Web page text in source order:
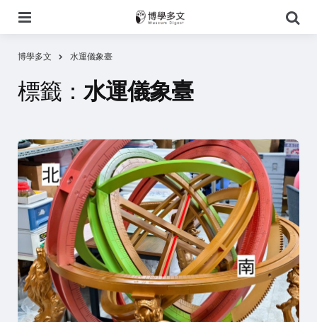
尋
博學多文 水運儀象臺
標籤： 水運儀象臺